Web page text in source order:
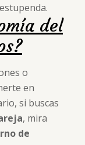
del
o
en
si buscas
, mira
de